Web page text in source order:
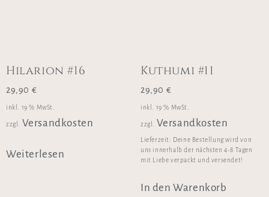
Hilarion #16
29,90 €
inkl. 19 % MwSt.
zzgl. Versandkosten
Weiterlesen
Kuthumi #11
29,90 €
inkl. 19 % MwSt.
zzgl. Versandkosten
Lieferzeit: Deine Bestellung wird von
uns innerhalb der nächsten 4-8 Tagen
mit Liebe verpackt und versendet!
In den Warenkorb